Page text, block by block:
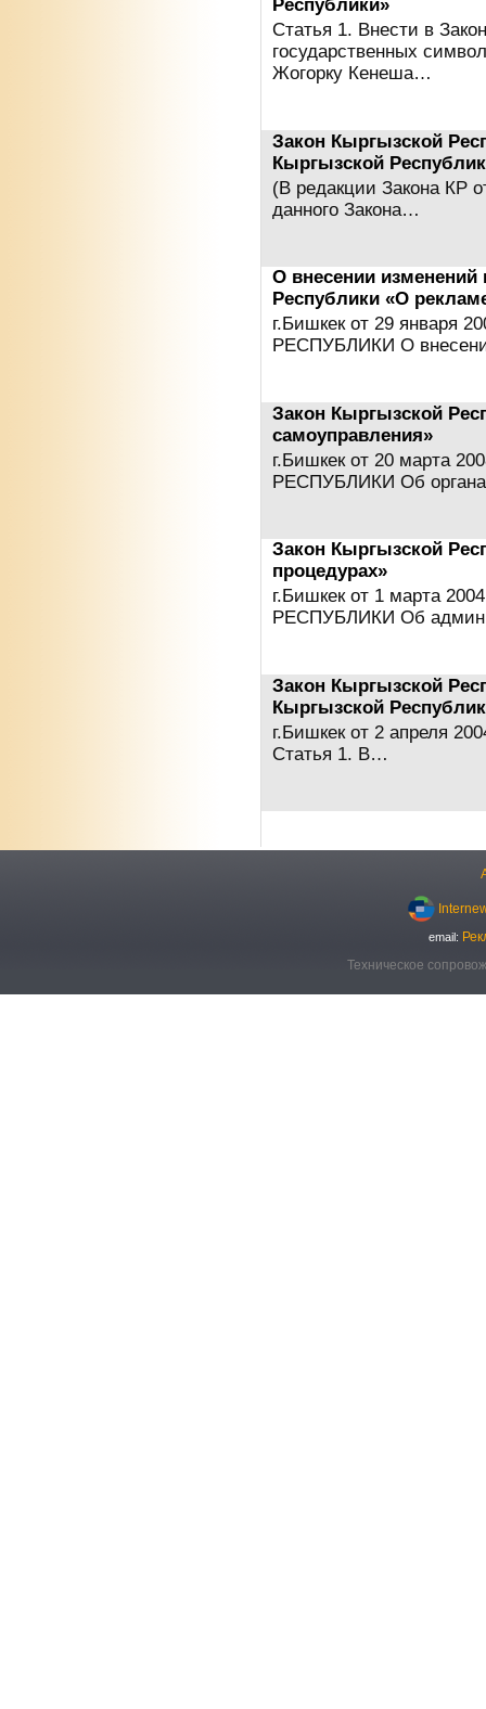
Республики»
Статья 1. Внести в
государственных
Жогорку Кенеша…
Закон Кыргызской
Кыргызской
(В редакции Закона КР
данного Закона…
О внесении
Республики «О
г.Бишкек от 29 января
РЕСПУБЛИКИ О
Закон Кыргызской
самоуправления»
г.Бишкек от 20 марта
РЕСПУБЛИКИ Об
Закон Кыргызской
процедурах»
г.Бишкек от 1 марта
РЕСПУБЛИКИ Об
Закон Кыргызской
Кыргызской
г.Бишкек от 2 апреля
Статья 1. В…
email:
Техническое